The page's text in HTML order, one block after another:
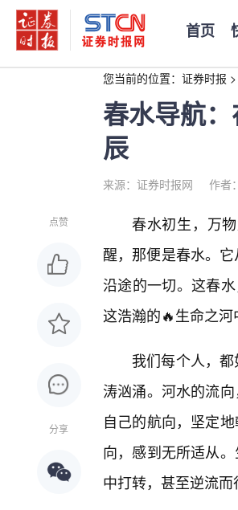
首页
您当前的位置： 证券时报 >
春水导航
辰
来源：证券时报网 作者
点赞
分享
春水初生，万
醒，那便是春水。
沿途的一切。这春
这浩瀚的🔥生命之
我们每个人，
涛汹涌。河水的流
自己的航向，坚定
向，感到无所适从
中打转，甚至逆流而